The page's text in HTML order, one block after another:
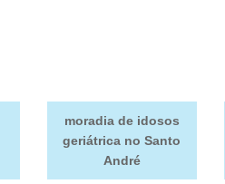
moradia de idosos
geriátrica no Santo
André